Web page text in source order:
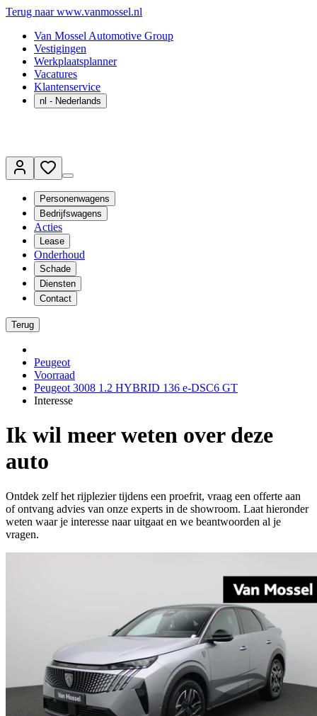
Terug naar www.vanmossel.nl
Van Mossel Automotive Group
Vestigingen
Werkplaatsplanner
Vacatures
Klantenservice
nl - Nederlands
Personenwagens
Bedrijfswagens
Acties
Lease
Onderhoud
Schade
Diensten
Contact
Terug
Peugeot
Voorraad
Peugeot 3008 1.2 HYBRID 136 e-DSC6 GT
Interesse
Ik wil meer weten over deze
auto
Ontdek zelf het rijplezier tijdens een proefrit, vraag een offerte aan
of ontvang advies van onze experts in de showroom. Laat hieronder
weten waar je interesse naar uitgaat en we beantwoorden al je
vragen.